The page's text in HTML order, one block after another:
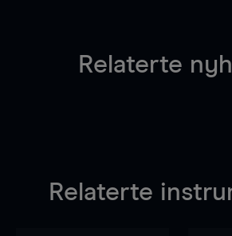
Relaterte
Relaterte